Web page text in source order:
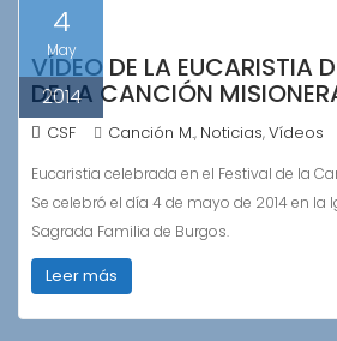
4
May
2014
VÍDEO DE LA EUCARISTIA
DE LA CANCIÓN
CSF Canción M., Noticias,Vídeos
Eucaristia celebrada en el Festival de la
Se celebró el día 4 de mayo de 2014 en la
Sagrada Familia de Burgos.
Leer más